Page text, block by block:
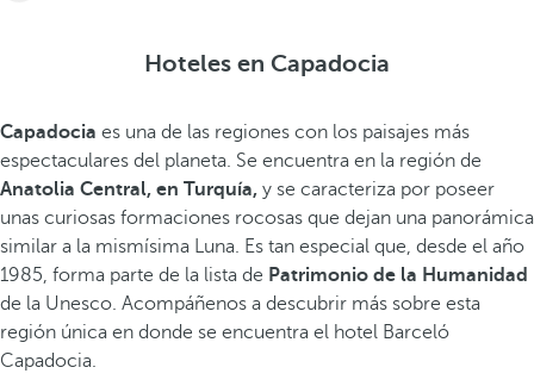
Hoteles en Capadocia
Capadocia es una de las regiones con los paisajes más
espectaculares del planeta. Se encuentra en la región de
Anatolia Central, en Turquía, y se caracteriza por poseer
unas curiosas formaciones rocosas que dejan una panorámica
similar a la mismísima Luna. Es tan especial que, desde el año
1985, forma parte de la lista de Patrimonio de la Humanidad
de la Unesco. Acompáñenos a descubrir más sobre esta
región única en donde se encuentra el hotel Barceló
Capadocia.